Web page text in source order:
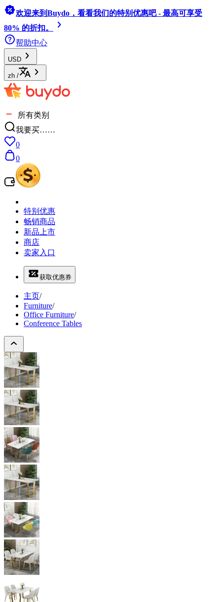
欢迎来到Buydo，看看我们的特别优惠吧 - 最高可享受
80% 的折扣。
帮助中心
USD
zh /
所有类别
我要买……
0
0
特别优惠
畅销商品
新品上市
商店
卖家入口
获取优惠券
主页/
Furniture/
Office Furniture/
Conference Tables